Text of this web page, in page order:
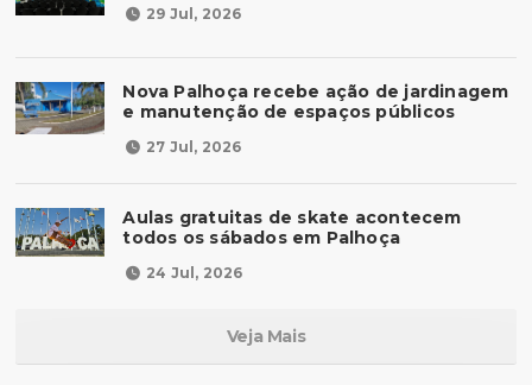
29 Jul, 2026
Nova Palhoça recebe ação de jardinagem
e manutenção de espaços públicos
27 Jul, 2026
Aulas gratuitas de skate acontecem
todos os sábados em Palhoça
24 Jul, 2026
Veja Mais